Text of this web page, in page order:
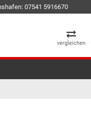
07541 5916670
vergleichen